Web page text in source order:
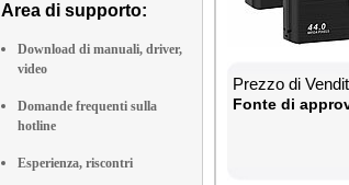
Area di supporto:
Download di manuali, driver,
video
Domande frequenti sulla
hotline
Esperienza, riscontri
Prez­zo di
Fon­te di